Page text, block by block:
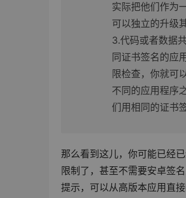
实际把他们作为
可以独立的升级
3.代码或者数据
同证书签名的应
限检查，你就可
不同的应用程序
们用相同的证书签
那么看到这儿，你可能已经
限制了，甚至不需要安卓签
提示，可以从高版本应用直